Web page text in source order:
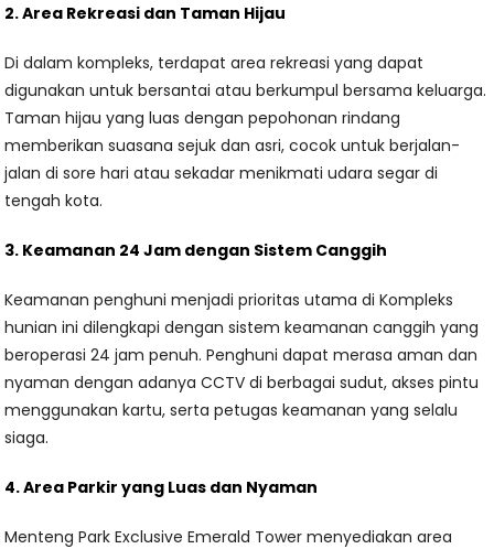
2. Area Rekreasi dan Taman Hijau
Di dalam kompleks, terdapat area rekreasi yang dapat
digunakan untuk bersantai atau berkumpul bersama keluarga.
Taman hijau yang luas dengan pepohonan rindang
memberikan suasana sejuk dan asri, cocok untuk berjalan-
jalan di sore hari atau sekadar menikmati udara segar di
tengah kota.
3. Keamanan 24 Jam dengan Sistem Canggih
Keamanan penghuni menjadi prioritas utama di Kompleks
hunian ini dilengkapi dengan sistem keamanan canggih yang
beroperasi 24 jam penuh. Penghuni dapat merasa aman dan
nyaman dengan adanya CCTV di berbagai sudut, akses pintu
menggunakan kartu, serta petugas keamanan yang selalu
siaga.
4. Area Parkir yang Luas dan Nyaman
Menteng Park Exclusive Emerald Tower menyediakan area